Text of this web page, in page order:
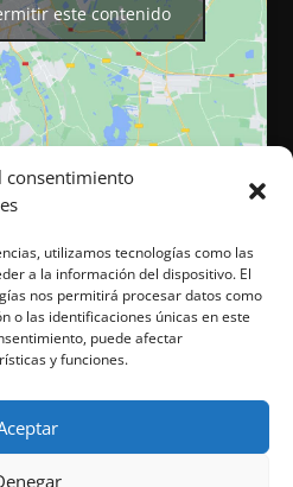
consentimiento
utilizamos tecnologías como las
a la información del dispositivo. El
nos permitirá procesar datos como
o las identificaciones únicas en este
puede afectar
y funciones.
este contenido
Cocina Tu Marca. Todos los
reservados. ©
Cookies|Política de privacidad